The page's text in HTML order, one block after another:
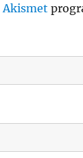
Akismet